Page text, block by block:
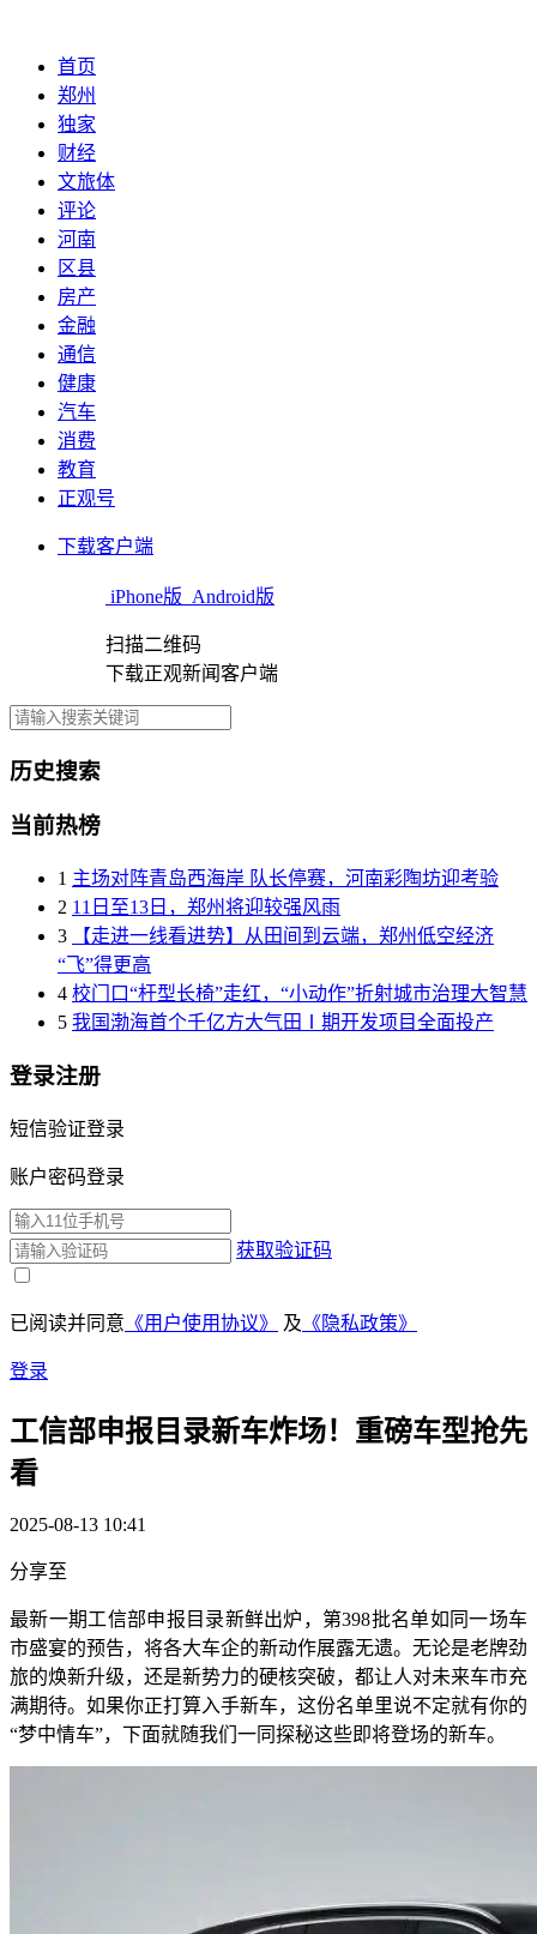
首页
郑州
独家
财经
文旅体
评论
河南
区县
房产
金融
通信
健康
汽车
消费
教育
正观号
下载客户端
iPhone版 Android版
扫描二维码
下载正观新闻客户端
历史搜索
当前热榜
1 主场对阵青岛西海岸 队长停赛，河南彩陶坊迎考验
2 11日至13日，郑州将迎较强风雨
3
【走进一线看进势】从田间到云端，郑州低空经济
“飞”得更高
4 校门口“杆型长椅”走红，“小动作”折射城市治理大智慧
5 我国渤海首个千亿方大气田Ⅰ期开发项目全面投产
登录注册
短信验证登录
账户密码登录
获取验证码
已阅读并同意 《用户使用协议》 及 《隐私政策》
登录
工信部申报目录新车炸场！重磅车型抢先
看
2025-08-13 10:41
分享至
最新一期工信部申报目录新鲜出炉，第398批名单如同一场车
市盛宴的预告，将各大车企的新动作展露无遗。无论是老牌劲
旅的焕新升级，还是新势力的硬核突破，都让人对未来车市充
满期待。如果你正打算入手新车，这份名单里说不定就有你的
“梦中情车”，下面就随我们一同探秘这些即将登场的新车。